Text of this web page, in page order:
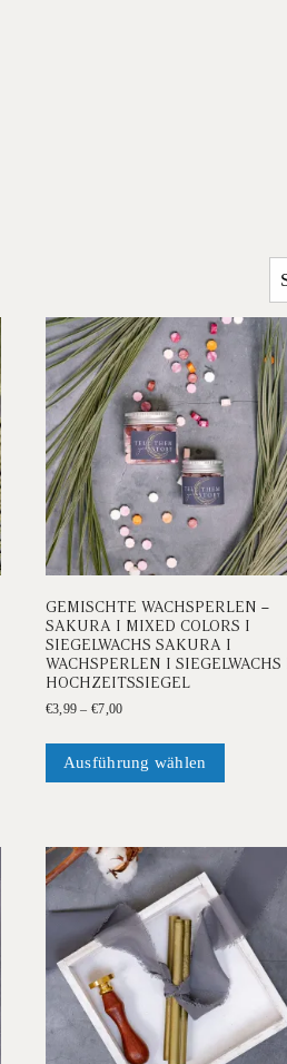
GEMISCHTE WACHSPERLEN –
SAKURA I MIXED COLORS I
SIEGELWACHS SAKURA I
WACHSPERLEN I SIEGELWACHS
HOCHZEITSSIEGEL
€3,99 –€7,00Preisspanne:
bis
€7,00
Ausführung wählen
weist
auf.
Die
Optionen
können
auf
der
gewählt
werden